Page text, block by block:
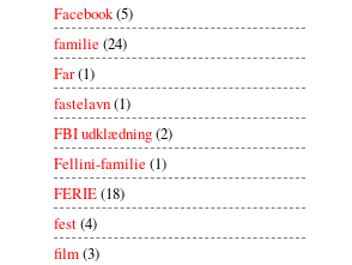
Facebook(5)
familie(24)
Far(1)
fastelavn(1)
FBI udklædning(2)
Fellini-familie(1)
FERIE(18)
fest(4)
film(3)